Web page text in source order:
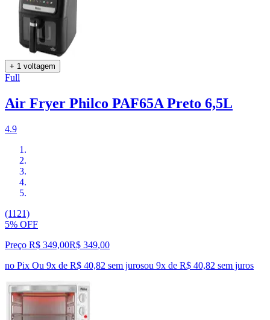
+ 1 voltagem
Full
Air Fryer Philco PAF65A Preto 6,5L
4.9
(1121)
5% OFF
Preço R$ 349,00R$ 349,00
no Pix Ou 9x de R$ 40,82 sem jurosou 9x de R$ 40,82 sem juros